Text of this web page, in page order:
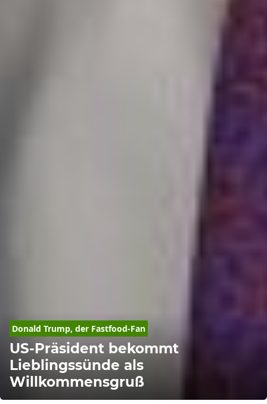
Donald Trump, der Fastfood-Fan
US-Präsident bekommt
Lieblingssünde als
Willkommensgruß